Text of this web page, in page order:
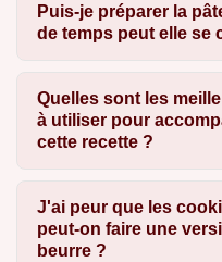
Puis-je préparer la
de temps peut elle se
Quelles sont les
à utiliser pour
cette recette ?
J'ai peur que les
peut-on faire une
beurre ?